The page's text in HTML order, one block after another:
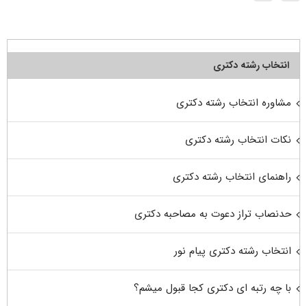
انتخاب رشته دکتری
مشاوره انتخاب رشته دکتری
نکات انتخاب رشته دکتری
راهنمای انتخاب رشته دکتری
حدنصاب تراز دعوت به مصاحبه دکتری
انتخاب رشته دکتری پیام نور
با چه رتبه ای دکتری کجا قبول میشم؟